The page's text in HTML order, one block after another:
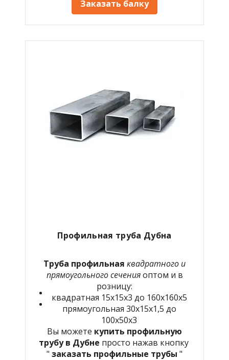
Заказать балку
Профильная труба Дубна
Труба профильная квадратного и
прямоугольного сеченияоптом и в
розницу:
квадратная 15х15х3 до 160х160х5
прямоугольная 30х15х1,5 до
100х50х3
Вы можете купить профильную
трубу в Дубне просто нажав кнопку
" заказать профильные трубы "